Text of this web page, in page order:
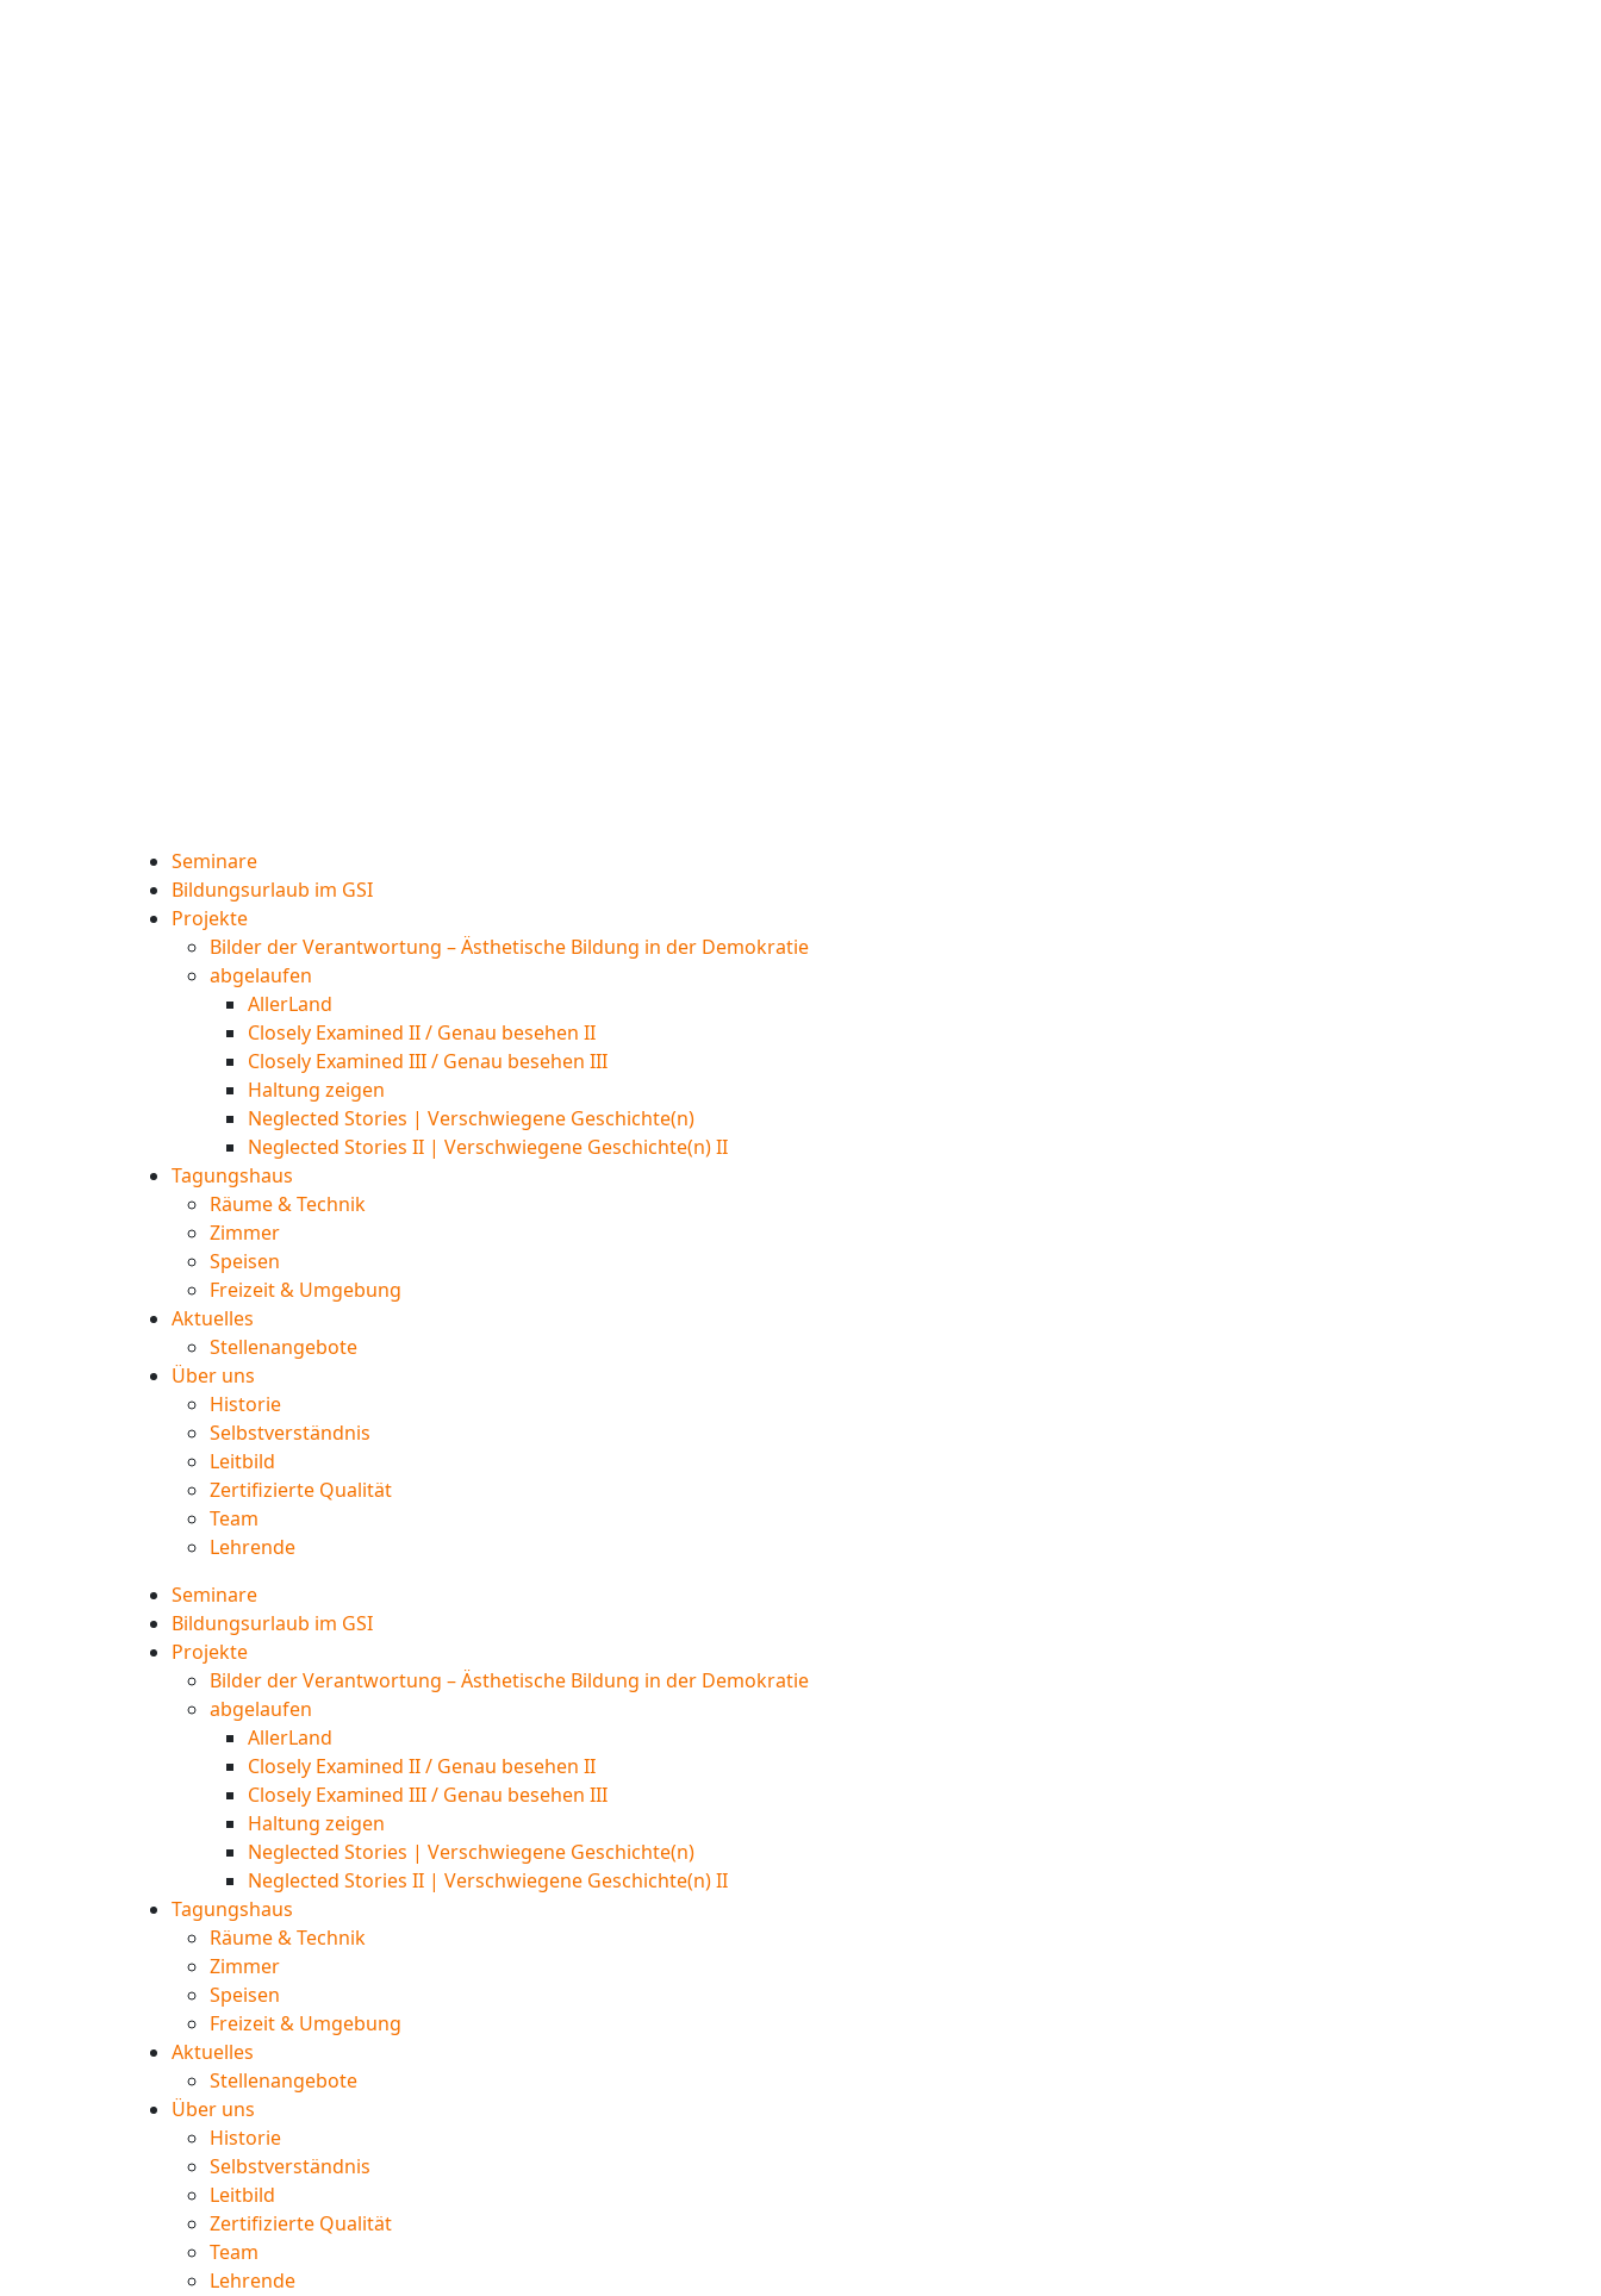
Seminare
Bildungsurlaub im GSI
Projekte
Bilder der Verantwortung – Ästhetische Bildung in der Demokratie
abgelaufen
AllerLand
Closely Examined II / Genau besehen II
Closely Examined III / Genau besehen III
Haltung zeigen
Neglected Stories | Verschwiegene Geschichte(n)
Neglected Stories II | Verschwiegene Geschichte(n) II
Tagungshaus
Räume & Technik
Zimmer
Speisen
Freizeit & Umgebung
Aktuelles
Stellenangebote
Über uns
Historie
Selbstverständnis
Leitbild
Zertifizierte Qualität
Team
Lehrende
Seminare
Bildungsurlaub im GSI
Projekte
Bilder der Verantwortung – Ästhetische Bildung in der Demokratie
abgelaufen
AllerLand
Closely Examined II / Genau besehen II
Closely Examined III / Genau besehen III
Haltung zeigen
Neglected Stories | Verschwiegene Geschichte(n)
Neglected Stories II | Verschwiegene Geschichte(n) II
Tagungshaus
Räume & Technik
Zimmer
Speisen
Freizeit & Umgebung
Aktuelles
Stellenangebote
Über uns
Historie
Selbstverständnis
Leitbild
Zertifizierte Qualität
Team
Lehrende